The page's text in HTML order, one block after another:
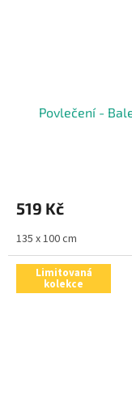
Povlečení -
519 Kč
135 x 100 cm
Limitovaná
kolekce